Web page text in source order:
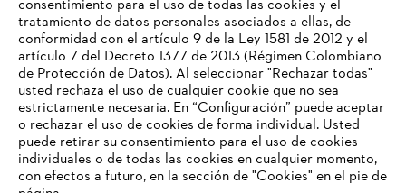
consentimiento para el uso de todas las cookies y el
tratamiento de datos personales asociados a ellas, de
conformidad con el artículo 9 de la Ley 1581 de 2012 y el
artículo 7 del Decreto 1377 de 2013 (Régimen Colombiano
de Protección de Datos). Al seleccionar "Rechazar todas"
usted rechaza el uso de cualquier cookie que no sea
estrictamente necesaria. En “Configuración” puede aceptar
o rechazar el uso de cookies de forma individual. Usted
puede retirar su consentimiento para el uso de cookies
individuales o de todas las cookies en cualquier momento,
con efectos a futuro, en la sección de "Cookies" en el pie de